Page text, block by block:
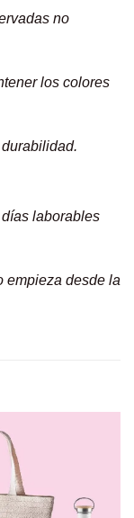
no
los colores
laborables
empieza desde la